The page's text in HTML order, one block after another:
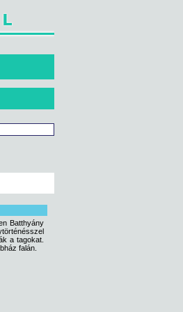
Batthyány
a tagokat.
falán.